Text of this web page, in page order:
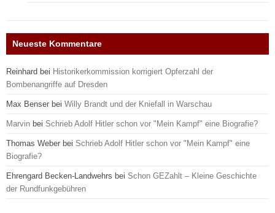
Neueste Kommentare
Reinhard bei Historikerkommission korrigiert Opferzahl der
Bombenangriffe auf Dresden
Max Benser bei Willy Brandt und der Kniefall in Warschau
Marvin bei Schrieb Adolf Hitler schon vor "Mein Kampf" eine Biografie?
Thomas Weber bei Schrieb Adolf Hitler schon vor "Mein Kampf" eine
Biografie?
Ehrengard Becken-Landwehrs bei Schon GEZahlt – Kleine Geschichte
der Rundfunkgebühren